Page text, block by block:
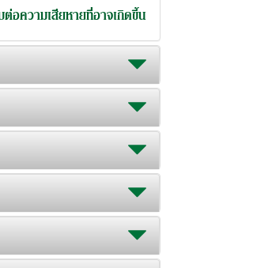
อความเสียหายที่อาจเกิดขึ้น